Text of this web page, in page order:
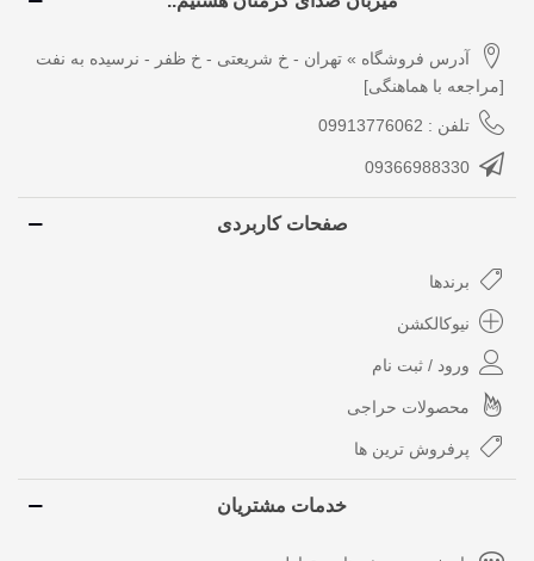
آدرس فروشگاه » تهران - خ شریعتی - خ ظفر - نرسیده به نفت
[مراجعه با هماهنگی]
تلفن : 09913776062
09366988330
صفحات کاربردی
برندها
نیوکالکشن
ورود / ثبت نام
محصولات حراجی
پرفروش ترین ها
خدمات مشتریان